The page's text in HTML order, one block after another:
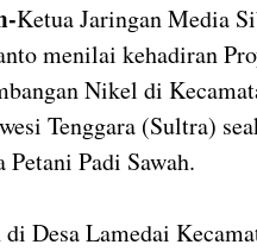
Ketua Jaringan Media
menilai kehadiran
Nikel di
Tenggara (Sultra)
Padi Sawah.
Desa Lamedai